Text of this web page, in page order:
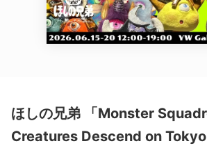
ほしの兄弟 「Monster
Creatures Descend on Tokyo